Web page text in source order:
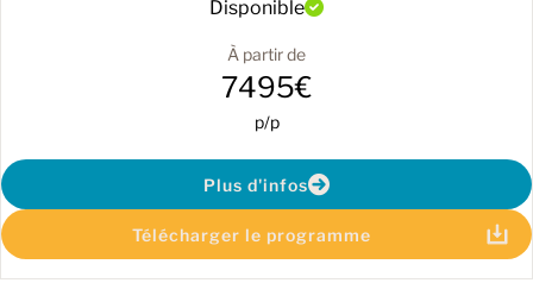
Disponible
À partir de
7495€
p/p
Plus d'infos
Télécharger le programme